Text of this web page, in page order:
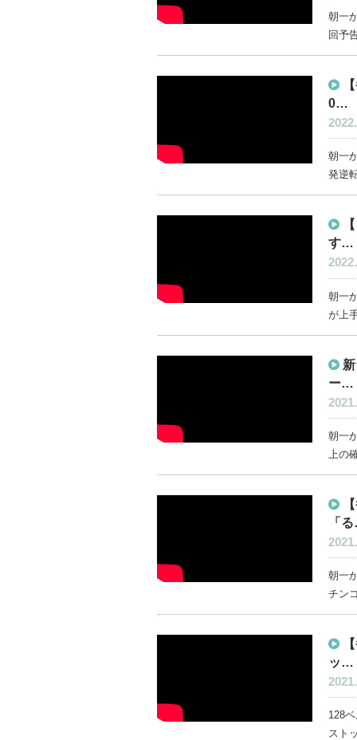
朝一
回予
0…
朝一
発逆
す…
朝一
が上
ー…
朝一
上の
「
朝一
チン
ッ…
128
スト